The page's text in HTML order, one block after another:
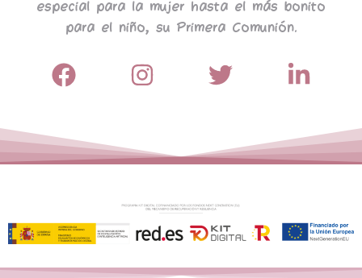
especial para la mujer hasta el más bonito
para el niño, su Primera Comunión.